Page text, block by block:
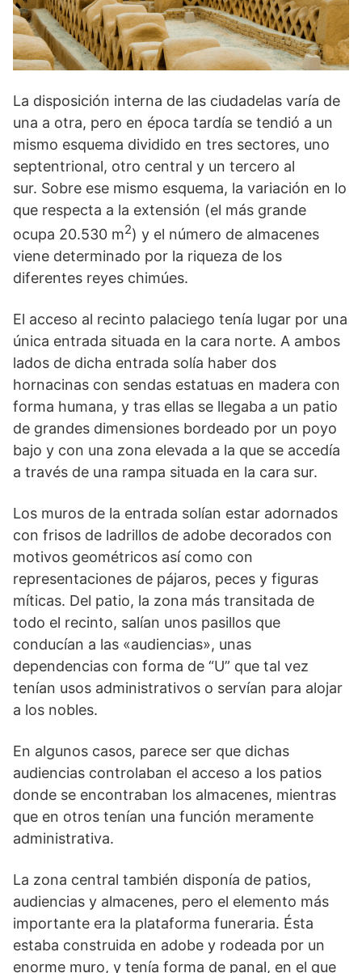
La disposición inter­na de las ciudadelas varía de
una a otra, pero en época tardía se tendió a un
mismo esquema dividido en tres sectores, uno
septentrional, otro central y un ter­cero al
sur. Sobre ese mismo esquema, la variación en lo
que respecta a la extensión (el más grande
ocupa 20.530 m2) y el número de almacenes
viene determinado por la riqueza de los
diferentes reyes chimúes.
El acceso al recinto palaciego tenía lugar por una
única entrada situada en la cara norte. A ambos
lados de dicha entrada solía haber dos
hornacinas con sendas esta­tuas en madera con
forma huma­na, y tras ellas se llegaba a un patio
de grandes dimensiones bordeado por un poyo
bajo y con una zona elevada a la que se accedía
a través de una rampa situada en la cara sur.
Los muros de la entrada solían estar adornados
con frisos de ladrillos de adobe decorados con
motivos geométricos así como con
representaciones de pájaros, peces y figuras
míticas. Del patio, la zona más transitada de
todo el recin­to, salían unos pasillos que
conducían a las «audiencias», unas
dependencias con forma de “U” que tal vez
tenían usos administrativos o servían para alojar
a los nobles.
En algunos casos, parece ser que dichas
audiencias contro­laban el acceso a los patios
donde se encontraban los almacenes, mientras
que en otros tenían una función meramente
administrativa.
La zona central también disponía de patios,
audien­cias y almacenes, pero el elemento más
importante era la plataforma funeraria. Ésta
estaba construida en adobe y rodeada por un
enorme muro, y tenía forma de panal, en el que